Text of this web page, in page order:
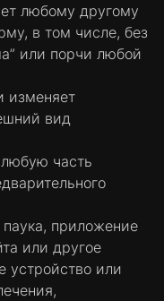
любому другому
в том числе, без
или порчи любой
изменяет
вид
любую часть
паука, приложение
или другое
устройство или
настройки
может
такие файлы
cookie.
рекламных
и интересам
анализа
в сети. Они